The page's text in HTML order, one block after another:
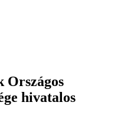
Országos
hivatalos